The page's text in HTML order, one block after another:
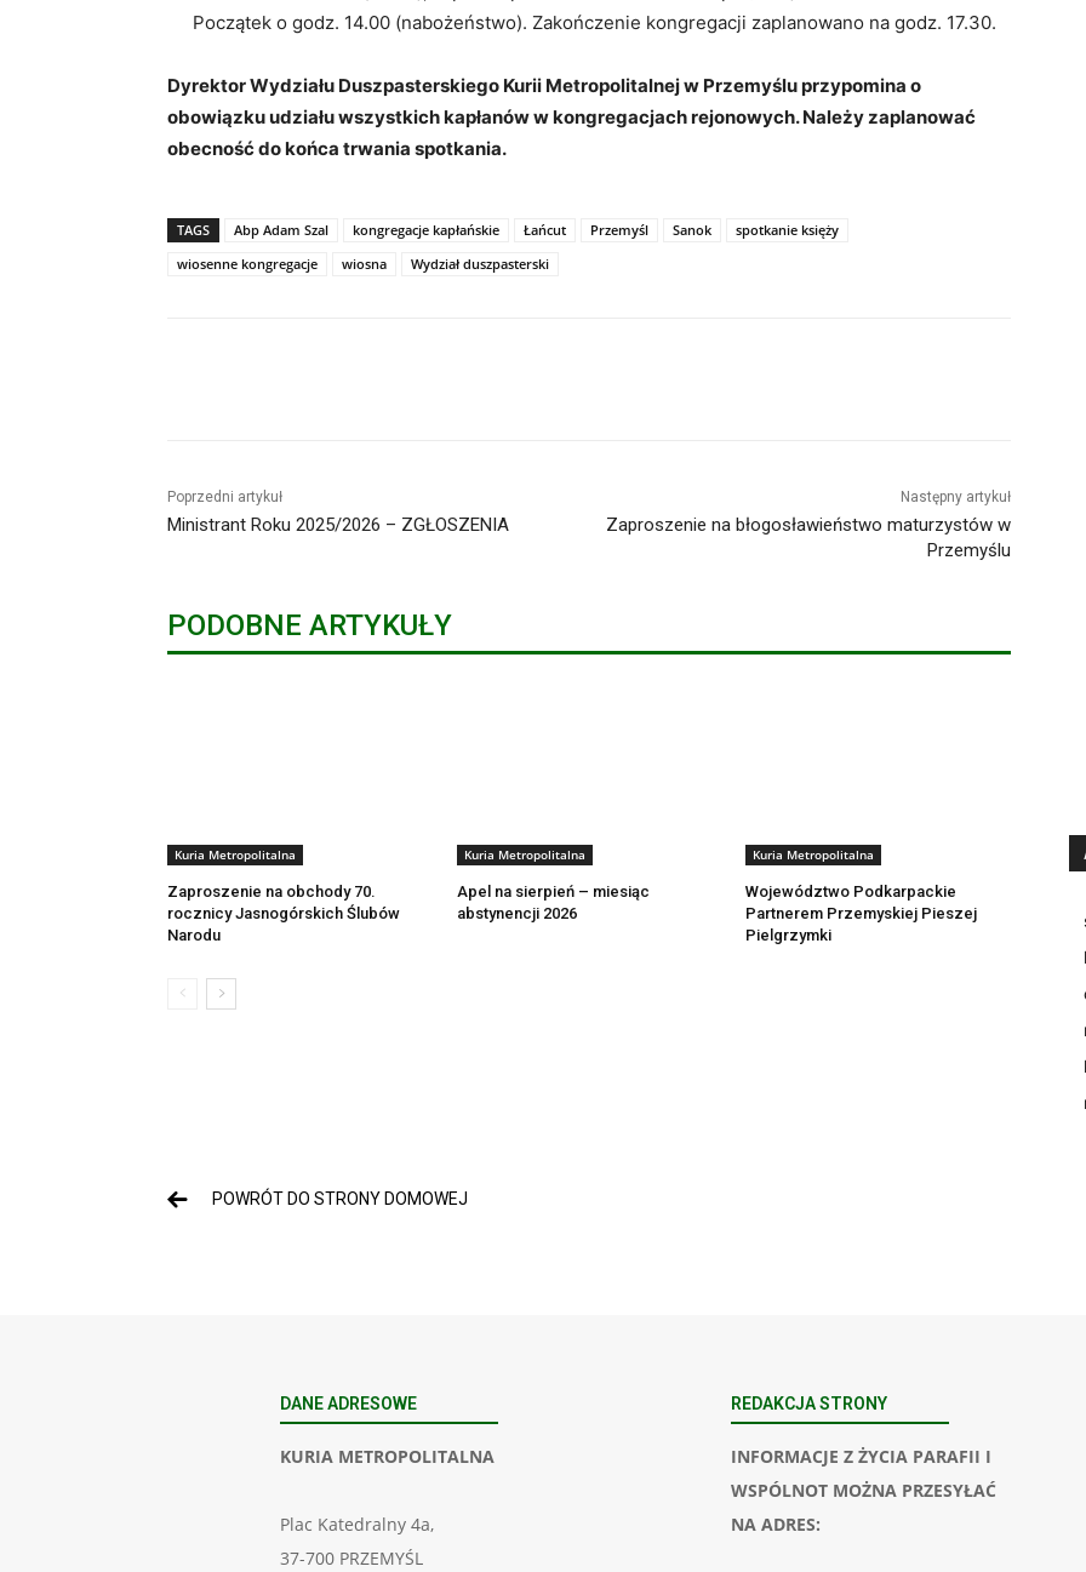
Początek o godz. 14.00 (nabożeństwo). Zakończenie kongregacji zaplanowano na godz. 17.30.
Dyrektor Wydziału Duszpasterskiego Kurii Metropolitalnej w Przemyślu przypomina o
obowiązku udziału wszystkich kapłanów w kongregacjach rejonowych. Należy zaplanować
obecność do końca trwania spotkania.
TAGS Abp Adam Szal kongregacje kapłańskie Łańcut Przemyśl Sanok
spotkanie księży
wiosenne kongregacje
wiosna Wydział duszpasterski
Poprzedni artykuł
Ministrant Roku 2025/2026 – ZGŁOSZENIA
Następny artykuł
Zaproszenie na błogosławieństwo maturzystów w
Przemyślu
PODOBNE ARTYKUŁY
Kuria Metropolitalna
Zaproszenie na obchody 70.
rocznicy Jasnogórskich Ślubów
Narodu
Kuria Metropolitalna
Apel na sierpień – miesiąc
abstynencji 2026
Kuria Metropolitalna
Województwo Podkarpackie
Partnerem Przemyskiej Pieszej
Pielgrzymki
POWRÓT DO STRONY DOMOWEJ
DANE ADRESOWE
KURIA METROPOLITALNA
Plac Katedralny 4a,
37-700 PRZEMYŚL
REDAKCJA STRONY
INFORMACJE Z ŻYCIA PARAFII I
WSPÓLNOT MOŻNA PRZESYŁAĆ
NA ADRES: